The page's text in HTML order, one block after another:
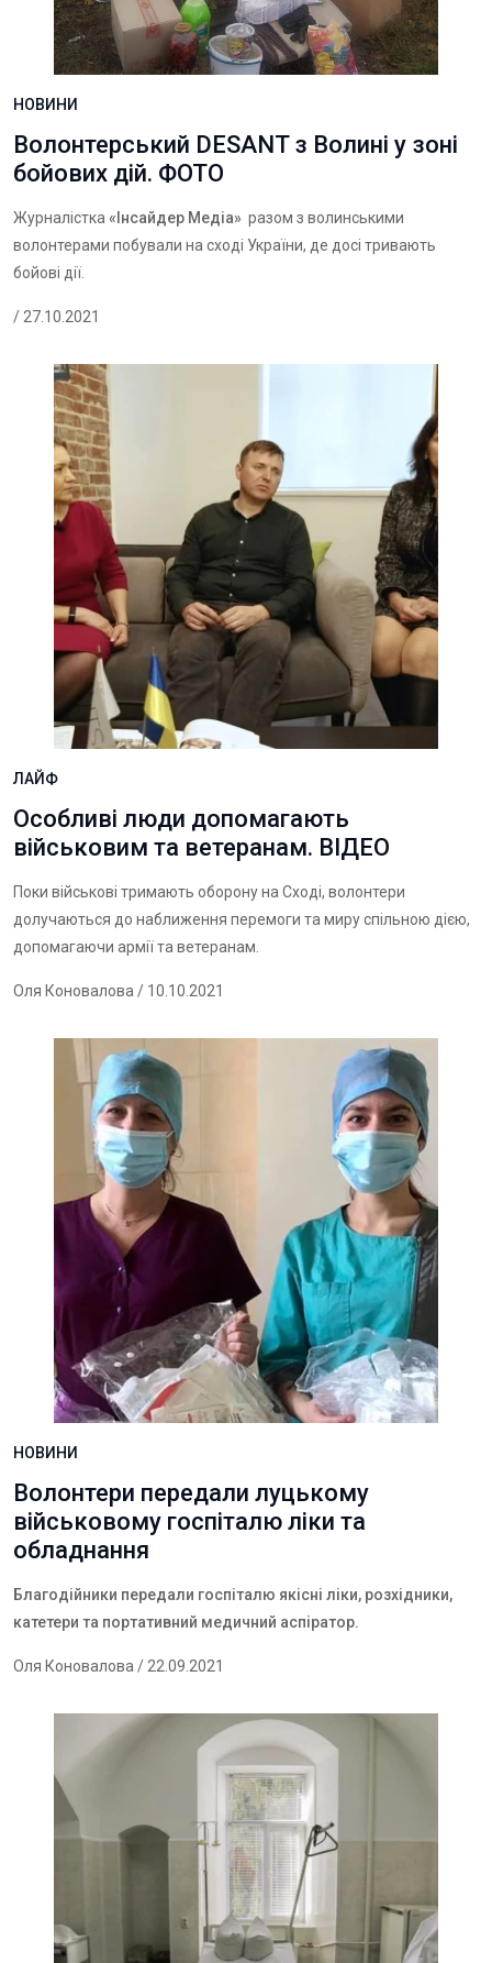
НОВИНИ
Волонтерський DESANT з Волині у зоні
бойових дій. ФОТО
Журналістка «Інсайдер Медіа» разом з волинськими
волонтерами побували на сході України, де досі тривають
бойові дії.
/ 27.10.2021
ЛАЙФ
Особливі люди допомагають
військовим та ветеранам. ВІДЕО
Поки військові тримають оборону на Сході, волонтери
долучаються до наближення перемоги та миру спільною дією,
допомагаючи армії та ветеранам.
Оля Коновалова / 10.10.2021
НОВИНИ
Волонтери передали луцькому
військовому госпіталю ліки та
обладнання
Благодійники передали госпіталю якісні ліки, розхідники,
катетери та портативний медичний аспіратор.
Оля Коновалова / 22.09.2021